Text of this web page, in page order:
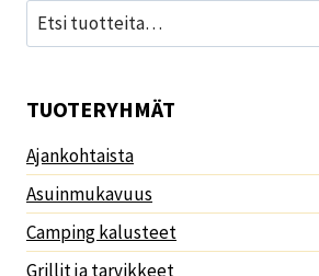
Etsi:
TUOTERYHMÄT
Ajankohtaista
Asuinmukavuus
Camping kalusteet
Grillit ja tarvikkeet